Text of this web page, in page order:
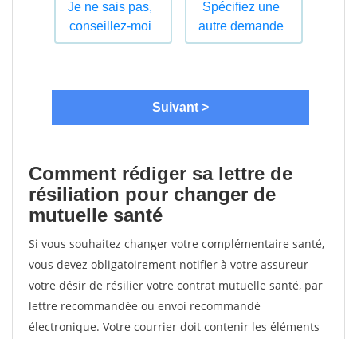
Comment rédiger sa lettre de
résiliation pour changer de
mutuelle santé
Si vous souhaitez changer votre complémentaire santé,
vous devez obligatoirement notifier à votre assureur
votre désir de résilier votre contrat mutuelle santé, par
lettre recommandée ou envoi recommandé
électronique. Votre courrier doit contenir les éléments